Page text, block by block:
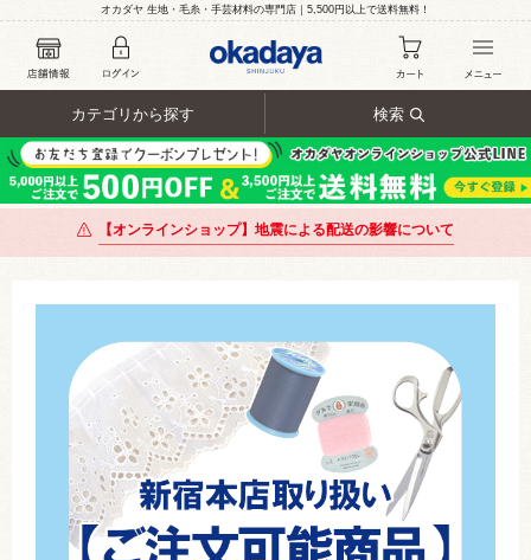
オカダヤ 生地・毛糸・手芸材料の専門店｜5,500円以上で送料無料！
カテゴリから探す 検索
【オンラインショップ】地震による配送の影響について